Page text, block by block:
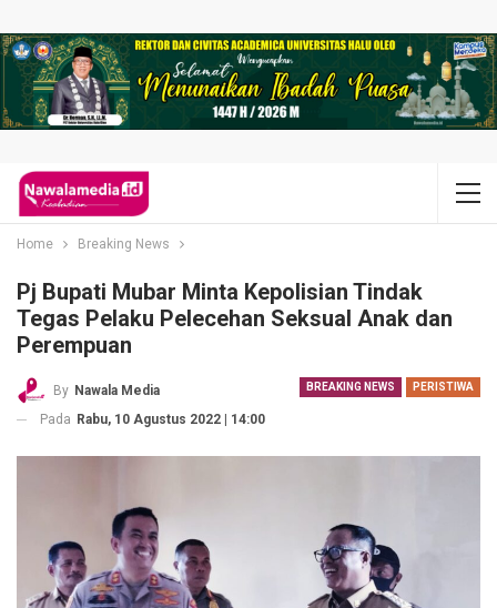
Home Breaking News
Pj Bupati Mubar Minta Kepolisian Tindak
Tegas Pelaku Pelecehan Seksual Anak dan
Perempuan
BREAKING NEWS PERISTIWA
By Nawala Media
Pada Rabu, 10 Agustus 2022 | 14:00